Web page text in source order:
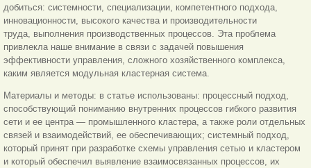
добиться: системности, специализации, компетентного подхода,
инновационности, высокого качества и производительности
труда, выполнения производственных процессов. Эта проблема
привлекла наше внимание в связи с задачей повышения
эффективности управления, сложного хозяйственного комплекса,
каким является модульная кластерная система.
Материалы и методы: в статье использованы: процессный подход,
способствующий пониманию внутренних процессов гибкого развития
сети и ее центра — промышленного кластера, а также роли отдельных
связей и взаимодействий, ее обеспечивающих; системный подход,
который принят при разработке схемы управления сетью и кластером
и который обеспечил выявление взаимосвязанных процессов, их